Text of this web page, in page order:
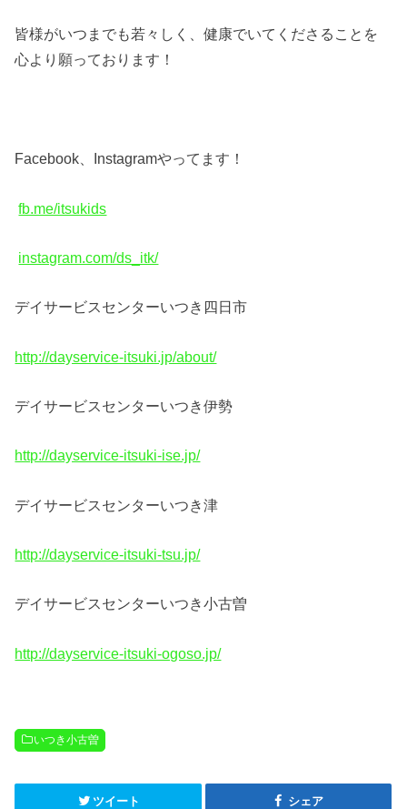
皆様がいつまでも若々しく、健康でいてくださることを
心より願っております！
Facebook、Instagramやってます！
fb.me/itsukids
instagram.com/ds_itk/
デイサービスセンターいつき四日市
http://dayservice-itsuki.jp/about/
デイサービスセンターいつき伊勢
http://dayservice-itsuki-ise.jp/
デイサービスセンターいつき津
http://dayservice-itsuki-tsu.jp/
デイサービスセンターいつき小古曽
http://dayservice-itsuki-ogoso.jp/
いつき小古曽
ツイート シェア